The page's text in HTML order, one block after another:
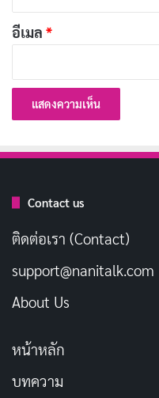
สิ่งที่น่าสนใจ คือความไม่แ
เรื่องจริง หรือเป็นเพียง
สาวสวมใส่ ไปจนถึงคำถ
ในโลกมนุษย์ ล้วนเป็นหลัก
ชัดเจน
เมื่อตัวเอกต้องสลับไปมา
การที่เอลฟ์ ผู้เคยชินกับธ
มาพบกับรถยนต์ รถไฟฟ้า
ไม่ใช่แค่เรื่องรถยนต์เท่า
ที่Welcome to Japan,
อีเมล *
Contact us
ติดต่อเรา (Contact)
support@nanitalk.com
About Us
หน้าหลัก
บทความ